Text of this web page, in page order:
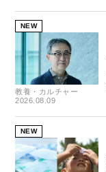
NEW
教養・カルチャー
2026.08.09
NEW